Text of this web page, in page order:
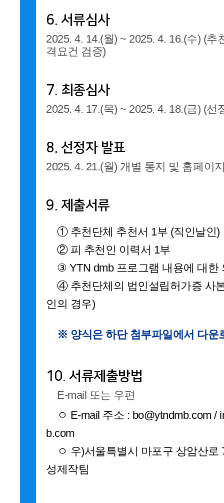
6. 서류심사
2025. 4. 14.(월) ~ 2025. 4. 16.(수) (
격요건 검증)
7. 최종심사
2025. 4. 17.(목) ~ 2025. 4. 18.(금) (선
8. 선정자 발표
2025. 4. 21.(월) 개별 통지 및 홈페이
9. 제출서류
① 추천단체 추천서 1부 (직인날인)
② 피 추천인 이력서 1부
③ YTN dmb 프로그램 내용에 대한
④ 추천단체의 법인설립허가증 사
인의 경우)
※ 양식은 하단 첨부파일에서 다운
10. 서류제출방법
E-mail 또는 우편
ㅇ E-mail 주소 : bo@ytndmb.com /
b.com
ㅇ 우)서울특별시 마포구 상암산로
성제작팀